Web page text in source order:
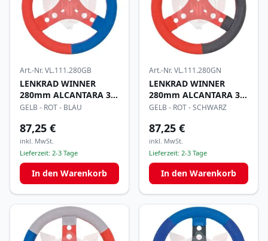
Art.-Nr.VL.111.280GB
LENKRAD WINNER
280mm ALCANTARA 3-
FARBIG
GELB - ROT - BLAU
87,25 €
inkl. MwSt.
Lieferzeit: 2-3 Tage
In den Warenkorb
Art.-Nr.VL.111.280GN
LENKRAD WINNER
280mm ALCANTARA 3-
FARBIG
GELB - ROT - SCHWARZ
87,25 €
inkl. MwSt.
Lieferzeit: 2-3 Tage
In den Warenkorb